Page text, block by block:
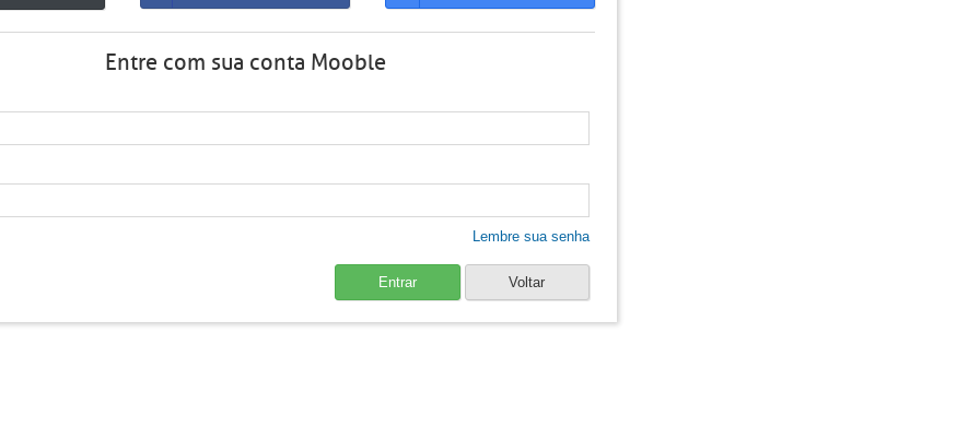
Entre com sua conta Mooble
Lembre sua senha
Entrar Voltar